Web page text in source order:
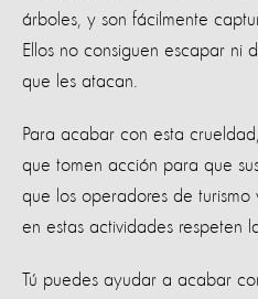
árboles, y son fácilmente
Ellos no consiguen escapar ni
que les atacan.
Para acabar con esta
que tomen acción para que
que los operadores de turismo
en estas actividades respeten
Tú puedes ayudar a acabar